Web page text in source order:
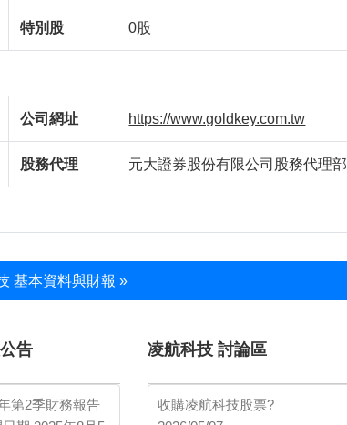
特別股 0股
公司網址 https://www.goldkey.com.tw
股務代理 元大證券股份有限公司股務代理部
基本資料與財報 »
告
第2季財務報告
凌航科技 討論區
收購凌航科技股票?